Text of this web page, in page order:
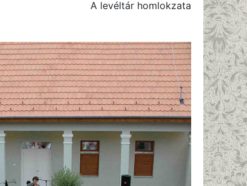
A levéltár homlokzata